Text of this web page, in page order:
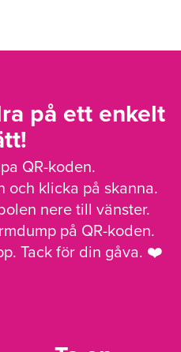
på ett enkelt
QR-koden.
och klicka på skanna.
nere till vänster.
på QR-koden.
Tack för din gåva. ❤️